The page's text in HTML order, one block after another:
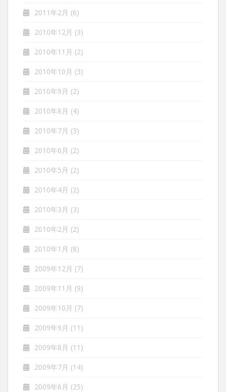
2011年2月 (6)
2010年12月 (3)
2010年11月 (2)
2010年10月 (3)
2010年9月 (2)
2010年8月 (4)
2010年7月 (3)
2010年6月 (2)
2010年5月 (2)
2010年4月 (2)
2010年3月 (3)
2010年2月 (2)
2010年1月 (8)
2009年12月 (7)
2009年11月 (9)
2009年10月 (7)
2009年9月 (11)
2009年8月 (11)
2009年7月 (14)
2009年6月 (25)